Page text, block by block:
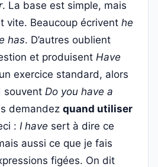
. La base est simple, mais
vite. Beaucoup écrivent he
has. D’autres oublient
et produisent Have
exercice standard, alors
souvent Do you have a
demandez quand utiliser
: I have sert à dire ce
aussi ce que je fais
figées. On dit